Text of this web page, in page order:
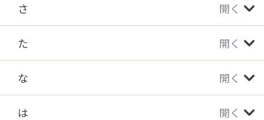
さ 開く
た 開く
な 開く
は 開く